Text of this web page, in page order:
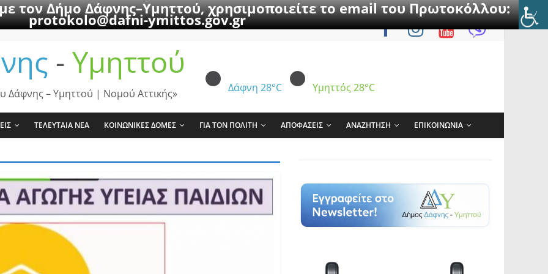
τον Δήμο Δάφνης–Υμηττού, χρησιμοποιείτε το email του Πρωτοκόλλου:
protokolo@dafni-ymittos.gov.gr
- Υμηττού
Δάφνη 28°C Υμηττός 28°C
Δάφνης – Υμηττού | Νομού Αττικής»
ΤΕΛΕΥΤΑΙΑ ΝΕΑ ΚΟΙΝΩΝΙΚΕΣ ΔΟΜΕΣ ΓΙΑ ΤΟΝ ΠΟΛΙΤΗ ΑΠΟΦΑΣΕΙΣ ΑΝΑΖΗΤΗΣΗ ΕΠΙΚΟΙΝΩΝΙΑ